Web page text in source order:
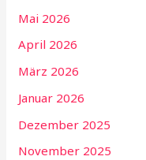
Mai 2026
April 2026
März 2026
Januar 2026
Dezember 2025
November 2025